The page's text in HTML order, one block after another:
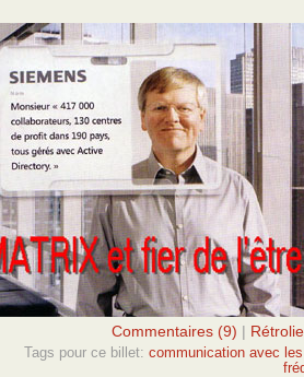
Commentaires (9)
Tags pour ce billet: communication avec